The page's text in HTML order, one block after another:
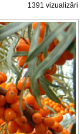
1391 vizualizări